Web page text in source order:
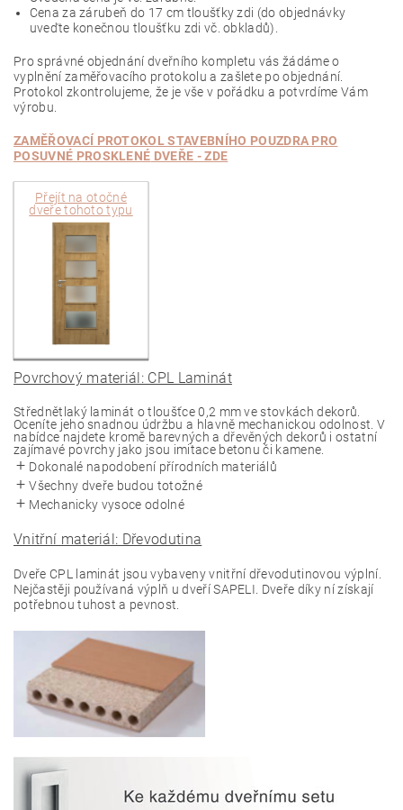
Cena za zárubeň do 17 cm tloušťky zdi (do objednávky
uveďte konečnou tloušťku zdi vč. obkladů).
Pro správné objednání dveřního kompletu vás žádáme o
vyplnění zaměřovacího protokolu a zašlete po objednání.
Protokol zkontrolujeme, že je vše v pořádku a potvrdíme Vám
výrobu.
ZAMĚŘOVACÍ PROTOKOL STAVEBNÍHO POUZDRA PRO
POSUVNÉ PROSKLENÉ DVEŘE - ZDE
Přejít naotočné
dveře tohoto typu
Povrchový materiál: CPL Laminát
Střednětlaký laminát o tloušťce 0,2 mm ve stovkách dekorů.
Oceníte jeho snadnou údržbu a hlavně mechanickou odolnost. V
nabídce najdete kromě barevných a dřevěných dekorů i ostatní
zajímavé povrchy jako jsou imitace betonu či kamene.
Dokonalé napodobení přírodních materiálů
Všechny dveře budou totožné
Mechanicky vysoce odolné
Vnitřní materiál: Dřevodutina
Dveře CPL laminát jsou vybaveny vnitřní dřevodutinovou výplní.
Nejčastěji používaná výplň u dveří SAPELI. Dveře díky ní získají
potřebnou tuhost a pevnost.